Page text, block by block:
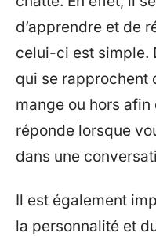
d’apprendre et de
celui-ci est simple.
qui se rapprochent
mange ou hors afin
réponde lorsque
dans une
Il est également
la personnalité et